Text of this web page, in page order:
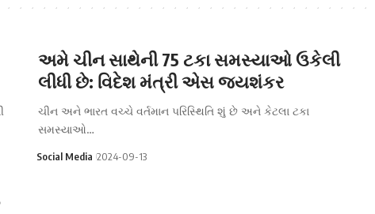
અમે ચીન સાથેની 75 ટકા સમસ્યાઓ ઉકેલી
લીધી છે: વિદેશ મંત્રી એસ જયશંકર
ચીન અને ભારત વચ્ચે વર્તમાન પરિસ્થિતિ શું છે અને કેટલા ટકા
સમસ્યાઓ…
Social Media 2024-09-13